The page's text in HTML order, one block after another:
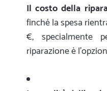
Il costo della
finché la spesa
€, specialmente
riparazione è